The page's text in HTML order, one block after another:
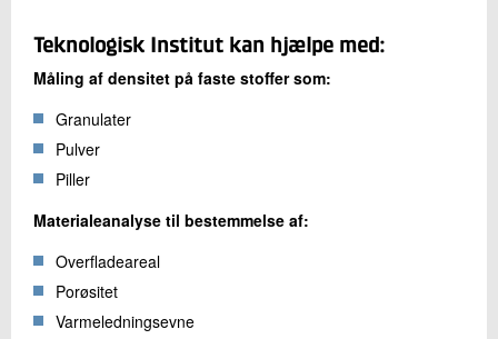
Teknologisk Institut kan hjælpe med:
Måling af densitet på faste stoffer som:
Granulater
Pulver
Piller
Materialeanalyse til bestemmelse af:
Overfladeareal
Porøsitet
Varmeledningsevne